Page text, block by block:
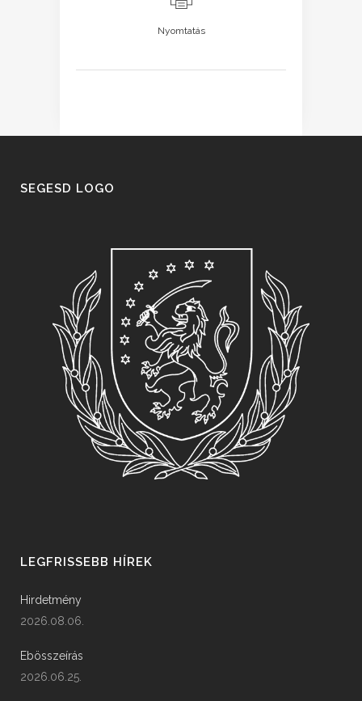
Nyomtatás
SEGESD LOGO
LEGFRISSEBB HÍREK
Hirdetmény
2026.08.06.
Ebösszeírás
2026.06.25.